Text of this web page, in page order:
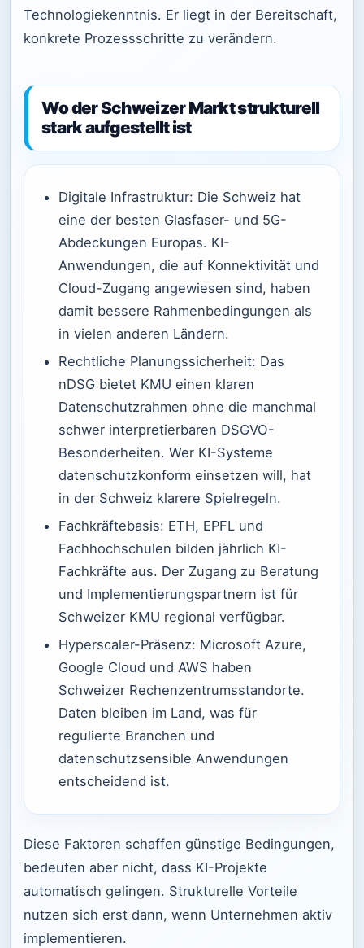
Technologiekenntnis. Er liegt in der Bereitschaft,
konkrete Prozessschritte zu verändern.
Wo der Schweizer Markt strukturell
stark aufgestellt ist
Digitale Infrastruktur: Die Schweiz hat
eine der besten Glasfaser- und 5G-
Abdeckungen Europas. KI-
Anwendungen, die auf Konnektivität und
Cloud-Zugang angewiesen sind, haben
damit bessere Rahmenbedingungen als
in vielen anderen Ländern.
Rechtliche Planungssicherheit: Das
nDSG bietet KMU einen klaren
Datenschutzrahmen ohne die manchmal
schwer interpretierbaren DSGVO-
Besonderheiten. Wer KI-Systeme
datenschutzkonform einsetzen will, hat
in der Schweiz klarere Spielregeln.
Fachkräftebasis: ETH, EPFL und
Fachhochschulen bilden jährlich KI-
Fachkräfte aus. Der Zugang zu Beratung
und Implementierungspartnern ist für
Schweizer KMU regional verfügbar.
Hyperscaler-Präsenz: Microsoft Azure,
Google Cloud und AWS haben
Schweizer Rechenzentrumsstandorte.
Daten bleiben im Land, was für
regulierte Branchen und
datenschutzsensible Anwendungen
entscheidend ist.
Diese Faktoren schaffen günstige Bedingungen,
bedeuten aber nicht, dass KI-Projekte
automatisch gelingen. Strukturelle Vorteile
nutzen sich erst dann, wenn Unternehmen aktiv
implementieren.